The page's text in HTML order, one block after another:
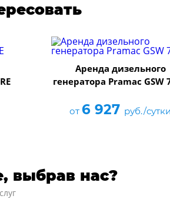
Аренда дизельного
генератора Pramac GSW
от 6 927 руб./сутки
выбрав нас?